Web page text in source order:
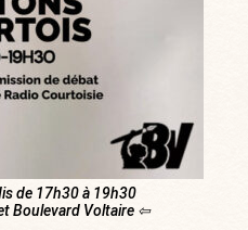
de 17h30 à 19h30
Boulevard Voltaire ⇦